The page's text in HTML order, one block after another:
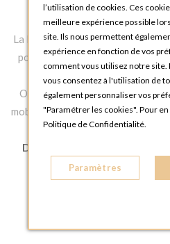
La Maison Options est
pour réceptions, la mise en scène
Options vous propose de la
mobilier événementiel et matériel
louer une
Découvrez l'ensemble de
mobilier à la
l’utilisation de cookies. Ces
meilleure expérience possible
site. Ils nous permettent
expérience en fonction de vos
comment vous utilisez notre site.
vous consentez à l'utilisation de
également personnaliser vos
"Paramétrer les cookies". Pour
Politique de Confidentialité.
Paramètres